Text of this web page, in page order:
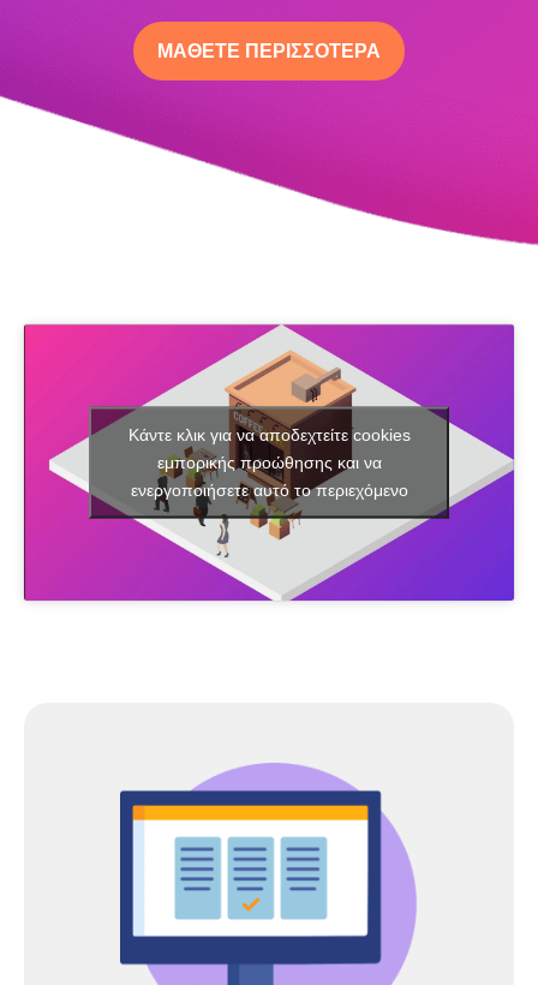
ΜΑΘΕΤΕ ΠΕΡΙΣΣΟΤΕΡΑ
Κάντε κλικ για να αποδεχτείτε cookies
εμπορικής προώθησης και να
ενεργοποιήσετε αυτό το περιεχόμενο